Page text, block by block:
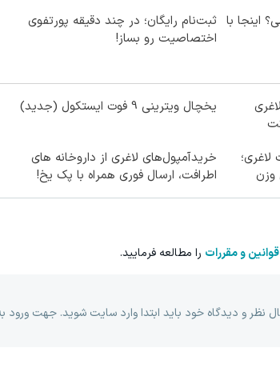
اینجا با ثبت‌نام رایگان؛ در چند دقیقه پورتفوی
اختصاصیت رو بساز!
یخچال ویترینی 9 فوت ایستکول (جدید)
وزن
خریدآمپول‌های لاغری از داروخانه های
اطرافت، ارسال فوری همراه با پک یخ!
قوانین و مقررات را مطالعه فرمایید.
نظر و دیدگاه خود باید ابتدا وارد سایت شوید. جهت ورود